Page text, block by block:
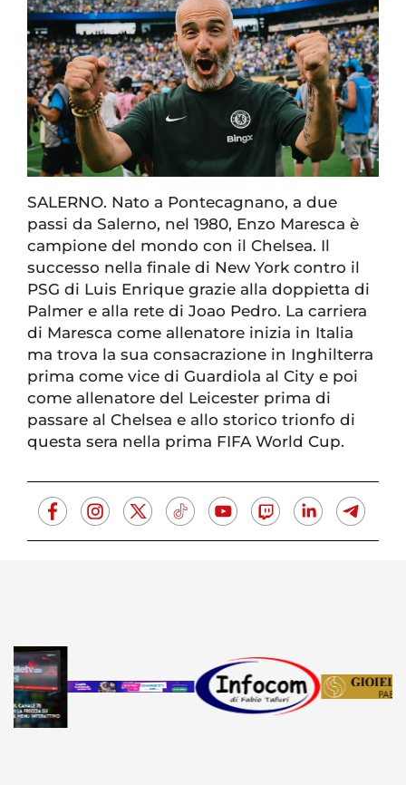
SALERNO. Nato a Pontecagnano, a due
passi da Salerno, nel 1980, Enzo Maresca è
campione del mondo con il Chelsea. Il
successo nella finale di New York contro il
PSG di Luis Enrique grazie alla doppietta di
Palmer e alla rete di Joao Pedro. La carriera
di Maresca come allenatore inizia in Italia
ma trova la sua consacrazione in Inghilterra
prima come vice di Guardiola al City e poi
come allenatore del Leicester prima di
passare al Chelsea e allo storico trionfo di
questa sera nella prima FIFA World Cup.